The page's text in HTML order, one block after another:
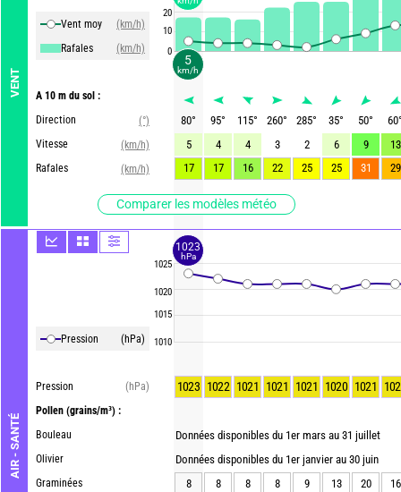
VENT
Vent moy
(km/h)
Rafales
(km/h)
A 10 m du sol :
Direction
(°)
Vitesse
(km/h)
Rafales
(km/h)
Comparer les modèles météo
AIR - SANTÉ
Pression (hPa)
Pression
(hPa)
Pollen (grains/m³) :
Bouleau
Olivier
Graminées
20
10
0
1025
1020
1015
1010
80° 95° 115° 260° 285° 35° 50° 60
5
4 4 3 2 6 9
13
17
17 16 22 25 25 31 29
1023 1022 1021 1021 1021 1020 1021
Données disponibles du 1er mars au 31 juillet
Données disponibles du 1er janvier au 30 juin
8
8 8 8 9 13 20
16
5
km/h
1023
hPa